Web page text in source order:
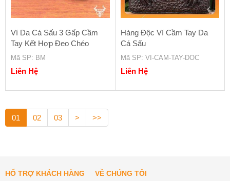
Ví Da Cá Sấu 3 Gấp Cầm
Tay Kết Hợp Đeo Chéo
Mã SP: BM
Liên Hệ
Hàng Độc Ví Cầm Tay Da
Cá Sấu
Mã SP: VI-CAM-TAY-DOC
Liên Hệ
01 02 03 > >>
HỔ TRỢ KHÁCH HÀNG VỀ CHÚNG TÔI